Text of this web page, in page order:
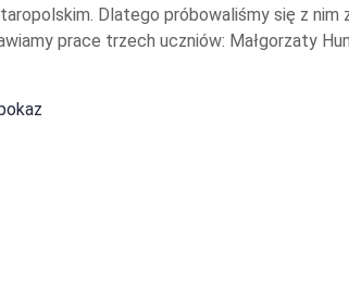
Dlatego próbowaliśmy się z
prace trzech uczniów: Małgorzaty